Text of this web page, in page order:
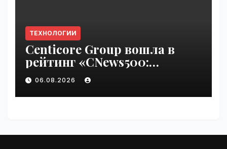
ТЕХНОЛОГИИ
Centicore Group вошла в
рейтинг «CNews500:
Крупнейшие ИТ-компании
России» | VseTime.ru
06.08.2026